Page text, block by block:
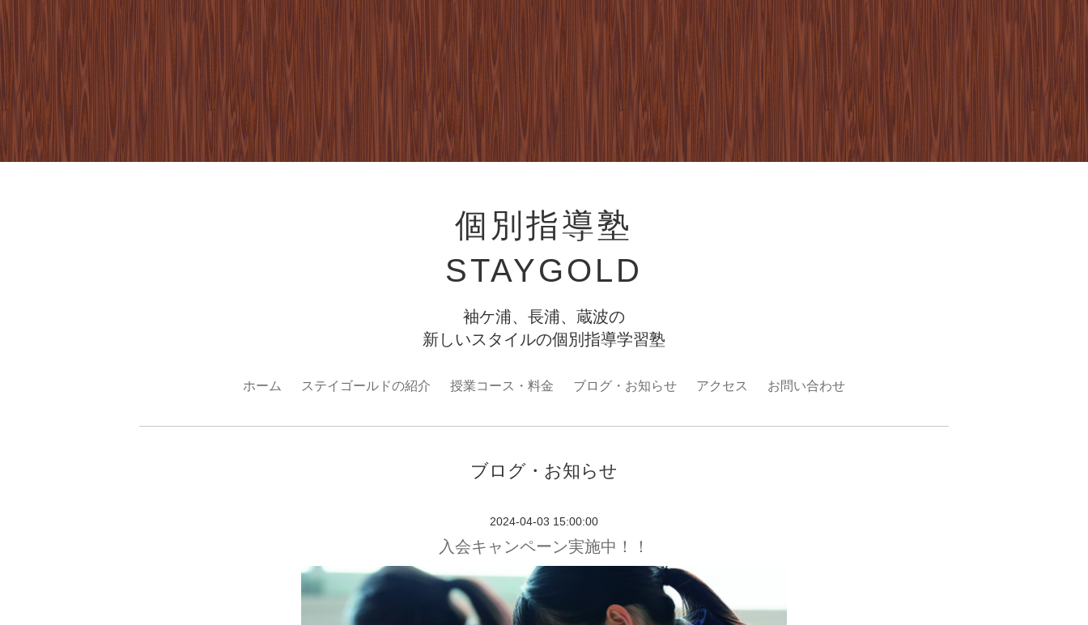
個別指導塾
STAYGOLD
袖ケ浦、長浦、蔵波の
新しいスタイルの個別指導学習塾
ホーム ステイゴールドの紹介 授業コース・料金 ブログ・お知らせ アクセス お問い合わせ
ブログ・お知らせ
2024-04-03 15:00:00
入会キャンペーン実施中！！